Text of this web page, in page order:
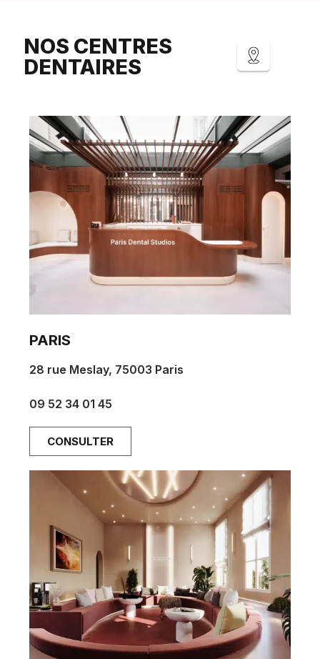
NOS CENTRES
DENTAIRES
PARIS
28 rue Meslay, 75003 Paris
09 52 34 01 45
CONSULTER